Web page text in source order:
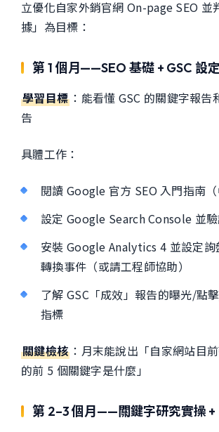
立優化自家外銷官網 On-page SEO 並
據」為目標：
第 1 個月——SEO 基礎 + GSC 設定
學習目標 ：能看懂 GSC 的關鍵字報
告
具體工作：
閱讀 Google 官方 SEO 入門指南（
設定 Google Search Console 並
安裝 Google Analytics 4 並設定詢
轉換事件（或請工程師協助）
了解 GSC「成效」報告的曝光/點
指標
關鍵檢核 ：月末能說出「自家網站目
的前 5 個關鍵字是什麼」
第 2–3 個月——關鍵字研究實操 +